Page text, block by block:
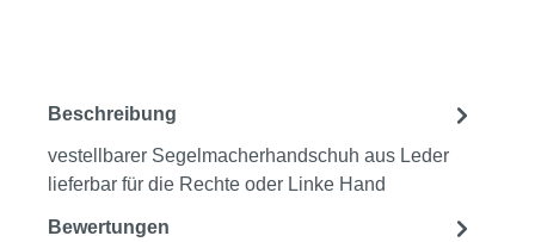
Beschreibung
vestellbarer Segelmacherhandschuh aus Leder
lieferbar für die Rechte oder Linke Hand
Bewertungen